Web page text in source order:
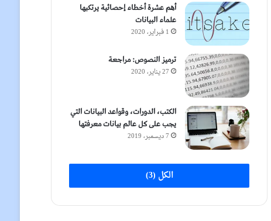
أهم عشرة أخطاء إحصائية يرتكبها
علماء البيانات
1 فبراير، 2020
ترميز النصوص: مراجعة
27 يناير، 2020
الكتب، الدورات، وقواعد البيانات التي
يجب على كل عالم بيانات معرفتها
7 ديسمبر، 2019
الكل (3)